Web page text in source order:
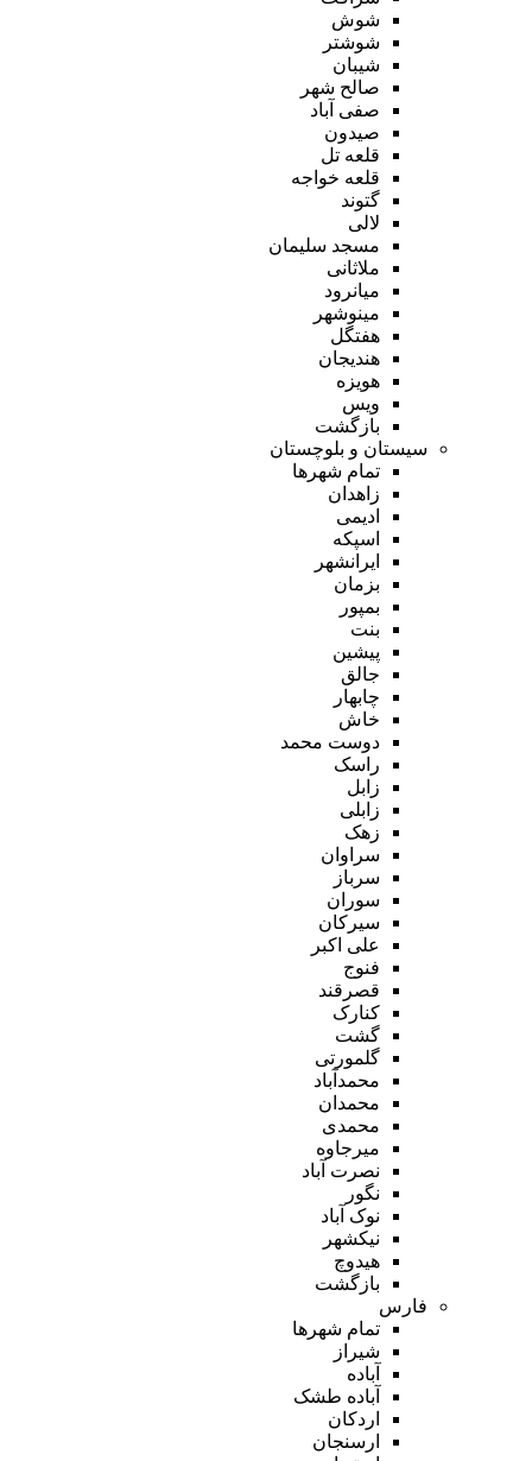
شوش
شوشتر
شیبان
صالح شهر
صفی آباد
صیدون
قلعه تل
قلعه خواجه
گتوند
لالی
مسجد سلیمان
ملاثانی
میانرود
مینوشهر
هفتگل
هندیجان
هویزه
ویس
بازگشت
سیستان و بلوچستان
تمام شهر‌ها
زاهدان
ادیمی
اسپکه
ایرانشهر
بزمان
بمپور
بنت
پیشین
جالق
چابهار
خاش
دوست محمد
راسک
زابل
زابلی
زهک
سراوان
سرباز
سوران
سیرکان
علی اکبر
فنوج
قصرقند
کنارک
گشت
گلمورتی
محمدآباد
محمدان
محمدی
میرجاوه
نصرت آباد
نگور
نوک آباد
نیکشهر
هیدوچ
بازگشت
فارس
تمام شهر‌ها
شیراز
آباده
آباده طشک
اردکان
ارسنجان